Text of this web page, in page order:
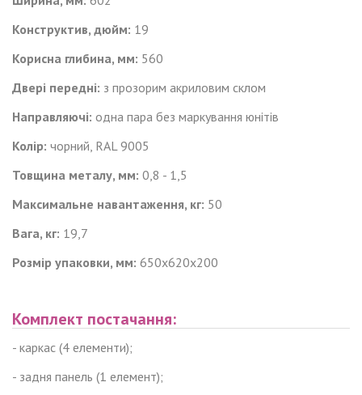
Конструктив, дюйм: 19
Корисна глибина, мм: 560
Двері передні: з прозорим акриловим склом
Направляючі: одна пара без маркування юнітів
Колір: чорний, RAL 9005
Товщина металу, мм: 0,8 - 1,5
Максимальне навантаження, кг: 50
Вага, кг: 19,7
Розмір упаковки, мм: 650х620х200
Комплект постачання:
- каркас (4 елементи);
- задня панель (1 елемент);